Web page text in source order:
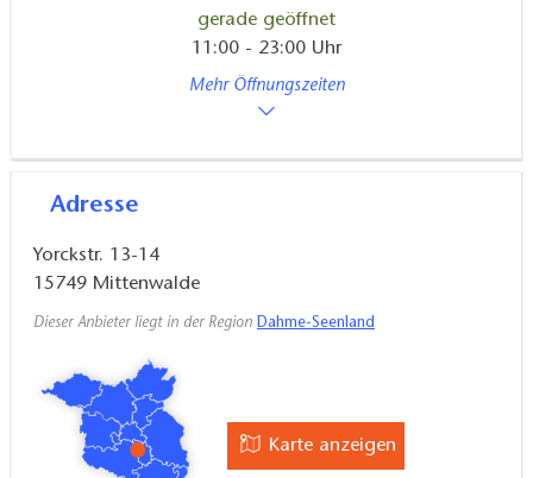
gerade geöffnet
11:00 - 23:00 Uhr
Mehr Öffnungszeiten
Adresse
Yorckstr. 13-14
15749 Mittenwalde
Dieser Anbieter liegt in der Region Dahme-Seenland
Karte anzeigen